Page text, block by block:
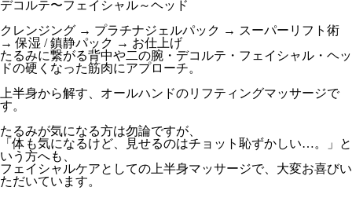
デコルテ〜フェイシャル～ヘッド
クレンジング → プラチナジェルパック → スーパーリフト術
→ 保湿 / 鎮静パック → お仕上げ
たるみに繋がる背中や二の腕・デコルテ・フェイシャル・ヘッ
ドの硬くなった筋肉にアプローチ。
上半身から解す、オールハンドのリフティングマッサージで
す。
たるみが気になる方は勿論ですが、
「体も気になるけど、見せるのはチョット恥ずかしい…。」と
いう方へも、
フェイシャルケアとしての上半身マッサージで、大変お喜びい
ただいています。